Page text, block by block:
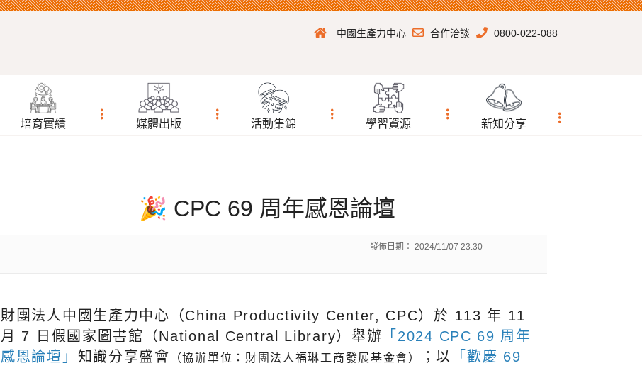
中國生產力中心 合作洽談 0800-022-088
培育實績 媒體出版 活動集錦 學習資源
新知分享
🎉 CPC 69 周年感恩論壇
發佈日期： 2024/11/07 23:30
財團法人中國生產力中心（China Productivity Center, CPC）於 113 年 11
月 7 日假國家圖書館（National Central Library）舉辦 「2024 CPC 69 周年
感恩論壇」 知識分享盛會 （協辦單位：財團法人福琳工商發展基金會） ；以
「歡慶 69